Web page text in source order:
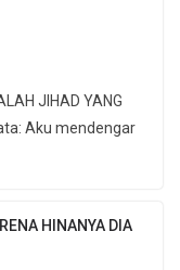
JIHAD YANG
Aku mendengar
HINANYA DIA